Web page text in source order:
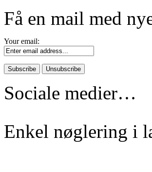
Få en mail med
Your email:
Sociale medier…
Enkel nøglering i